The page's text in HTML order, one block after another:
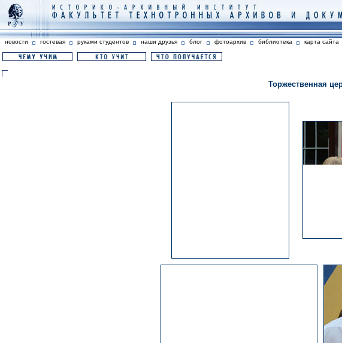
новости гостевая руками студентов наши друзья блог фотоархив библиотека карта сайта
Торжественная